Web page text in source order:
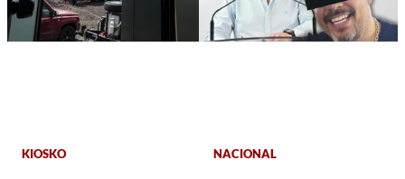
KIOSKO NACIONAL